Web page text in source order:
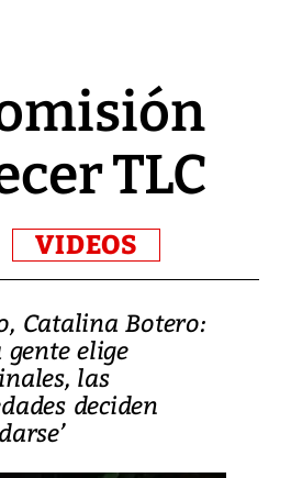
TLC
VIDEOS
Catalina Botero:
gente elige
las
deciden